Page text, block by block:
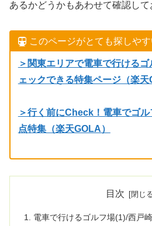
あるかどうかもあわせて確認して
このページがとても探しやす
＞関東エリアで電車で行ける
ェックできる特集ページ（楽天
＞行く前にCheck！電車でゴ
点特集（楽天GOLA）
目次
電車で行けるゴルフ場(1)/西戸